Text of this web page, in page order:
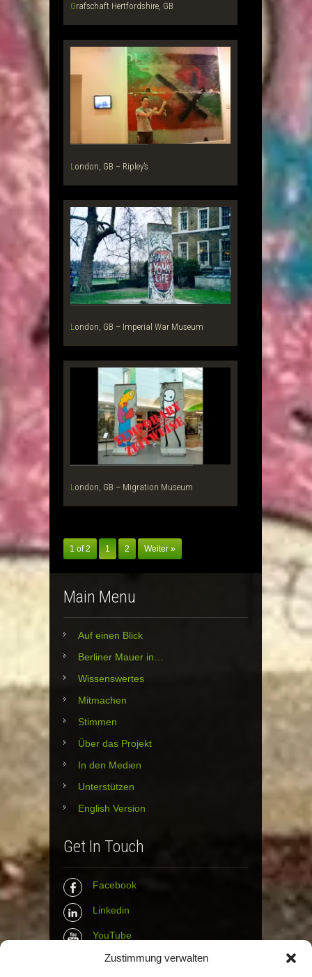
Zustimmung verwalten
Grafschaft Hertfordshire, GB
London, GB – Ripley’s
London, GB – Imperial War Museum
London, GB – Migration Museum
1 of 2 1 2 Weiter »
Main Menu
Auf einen Blick
Berliner Mauer in…
Wissenswertes
Mitmachen
Stimmen
Über das Projekt
In den Medien
Unterstützen
English Version
Get In Touch
Facebook
Linkedin
YouTube
Instagram